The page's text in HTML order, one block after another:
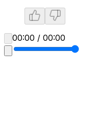
00:00 / 00:00